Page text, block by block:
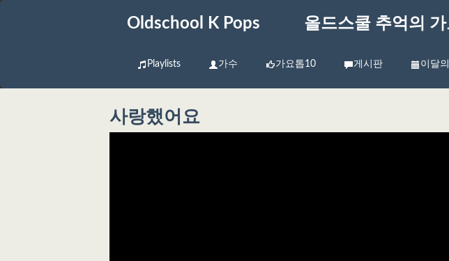
Oldschool K Pops 올드스쿨 추억의
Playlists 가수 가요톱10 게시판 이달
사랑했어요